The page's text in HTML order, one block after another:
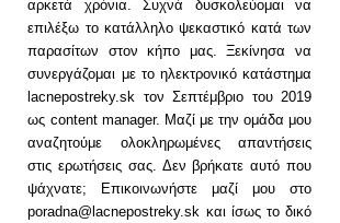
αρκετά χρόνια. Συχνά δυσκολεύομαι να
επιλέξω το κατάλληλο ψεκαστικό κατά των
παρασίτων στον κήπο μας. Ξεκίνησα να
συνεργάζομαι με το ηλεκτρονικό κατάστημα
lacnepostreky.sk τον Σεπτέμβριο του 2019
ως content manager. Μαζί με την ομάδα μου
αναζητούμε ολοκληρωμένες απαντήσεις
στις ερωτήσεις σας. Δεν βρήκατε αυτό που
ψάχνατε; Επικοινωνήστε μαζί μου στο
poradna@lacnepostreky.sk και ίσως το δικό